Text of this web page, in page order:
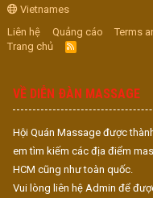
Vietnames
Liên hệ
Quảng cáo Terms
Trang chủ
R
S
VỀ DIỄN ĐÀN MASSAGE
Hội Quán Massage được
em tìm kiếm các địa điểm
HCM cũng như toàn quốc.
Vui lòng liên hệ Admin để